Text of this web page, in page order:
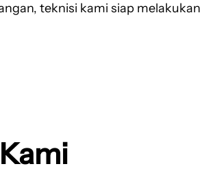
teknisi kami siap